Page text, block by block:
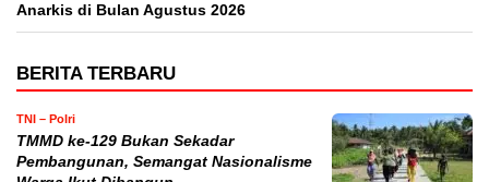
Anarkis di Bulan Agustus 2026
BERITA TERBARU
TNI – Polri
TMMD ke-129 Bukan Sekadar
Pembangunan, Semangat Nasionalisme